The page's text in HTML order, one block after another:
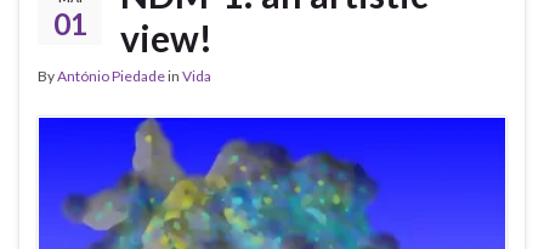
01
view!
ByAntónio Piedadein Vida